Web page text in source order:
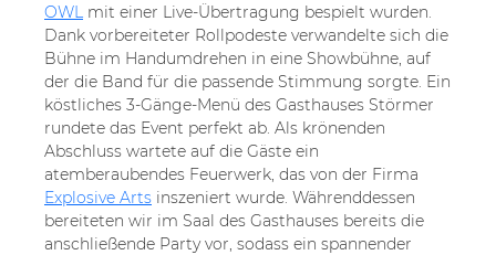
OWL mit einer Live-Übertragung bespielt wurden.
Dank vorbereiteter Rollpodeste verwandelte sich die
Bühne im Handumdrehen in eine Showbühne, auf
der die Band für die passende Stimmung sorgte. Ein
köstliches 3-Gänge-Menü des Gasthauses Störmer
rundete das Event perfekt ab. Als krönenden
Abschluss wartete auf die Gäste ein
atemberaubendes Feuerwerk, das von der Firma
Explosive Arts inszeniert wurde. Währenddessen
bereiteten wir im Saal des Gasthauses bereits die
anschließende Party vor, sodass ein spannender